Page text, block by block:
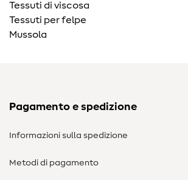
Tessuti di viscosa
Tessuti per felpe
Mussola
Pagamento e spedizione
Informazioni sulla spedizione
Metodi di pagamento